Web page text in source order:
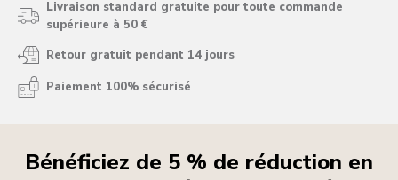
Livraison standard gratuite pour toute commande
supérieure à 50 €
Retour gratuit pendant 14 jours
Paiement 100% sécurisé
Bénéficiez de 5 % de réduction en